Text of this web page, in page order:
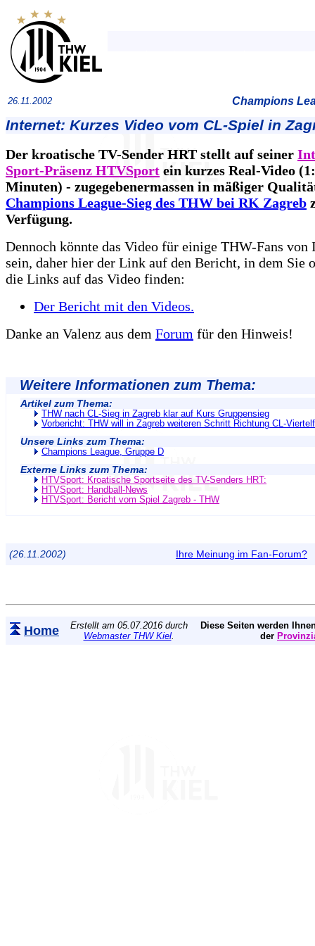
26.11.2002 Champions
Internet: Kurzes Video vom CL-Spiel in
Der kroatische TV-Sender HRT stellt auf seiner
Sport-Präsenz HTVSport ein kurzes Real-Video
Minuten) - zugegebenermassen in mäßiger
Champions League-Sieg des THW bei RK Zagreb
Verfügung.
Dennoch könnte das Video für einige THW-Fans von
sein, daher hier der Link auf den Bericht, in dem Sie
die Links auf das Video finden:
Der Bericht mit den Videos.
Danke an Valenz aus dem Forum für den Hinweis!
Weitere Informationen zum Thema:
Artikel zum Thema:
THW nach CL-Sieg in Zagreb klar auf Kurs Gruppensieg
Vorbericht: THW will in Zagreb weiteren Schritt Richtung CL-
Unsere Links zum Thema:
Champions League, Gruppe D
Externe Links zum Thema:
HTVSport: Kroatische Sportseite des TV-Senders HRT:
HTVSport: Handball-News
HTVSport: Bericht vom Spiel Zagreb - THW
(26.11.2002) Ihre Meinung im Fan-Forum?
Home
Erstellt am 05.07.2016 durch
Webmaster THW Kiel.
Diese Seiten werden
der